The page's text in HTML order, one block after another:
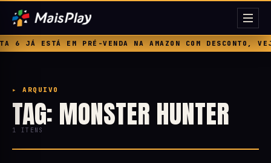
JÁ ESTÁ EM PRÉ-VENDA NA AMAZON COM DESCONTO,
▸ ARQUIVO
TAG: MONSTER HUNTER
1 ITENS